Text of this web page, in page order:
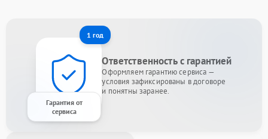
1 год
Гарантия от
сервиса
Ответственность с гарантией
Оформляем гарантию сервиса —
условия зафиксированы в договоре
и понятны заранее.